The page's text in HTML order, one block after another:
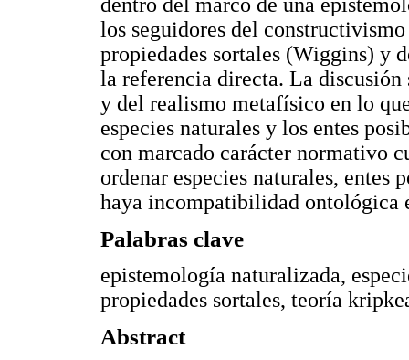
los seguidores del
propiedades sortales (Wiggins) y
la referencia directa. La
y del realismo metafísico en lo
especies naturales y los entes
con marcado carácter normativo
ordenar especies naturales,
haya incompatibilidad ontológica
Palabras clave
epistemología naturalizada,
propiedades sortales, teoría
Abstract